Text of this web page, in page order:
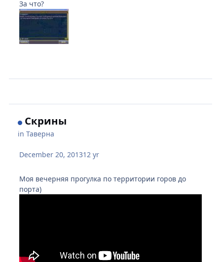
За что?
Скрины
inТаверна
December 20, 201312 yr
Моя вечерняя прогулка по территории горов до
порта)